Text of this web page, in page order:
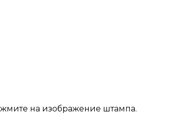
на изображение штампа.